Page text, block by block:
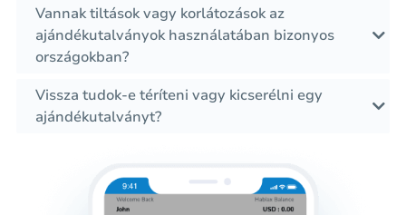
Vannak tiltások vagy korlátozások az
ajándékutalványok használatában bizonyos
országokban?
Vissza tudok-e téríteni vagy kicserélni egy
ajándékutalványt?